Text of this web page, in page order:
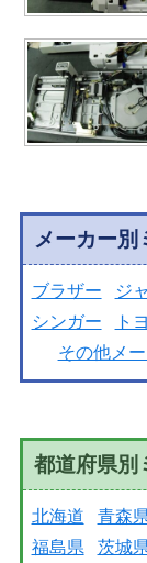
メーカー別
ブラザー ジ
シンガー
ト
その他メ
都道府県別
北海道 青森
福島県
茨城